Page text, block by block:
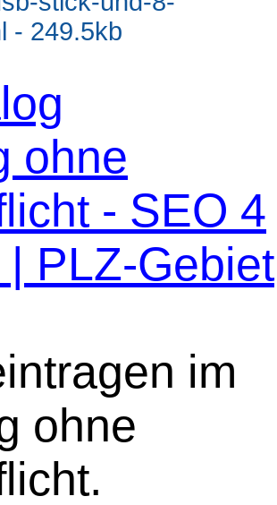
- 249.5kb
ohne
- SEO 4
PLZ-Gebiet
im
ohne